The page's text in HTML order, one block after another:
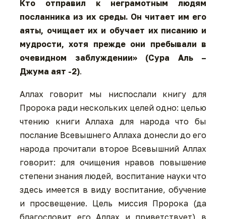
Кто отправил к неграмотным людям
посланника из их среды. Он читает им его
аяты, очищает их и обучает их писанию и
мудрости, хотя прежде они пребывали в
очевидном заблуждении» (Сура Аль –
Джума аят -2).
Аллах говорит мы ниспослали книгу для
Пророка ради нескольких целей одно: целью
чтению книги Аллаха для народа что бы
послание Всевышнего Аллаха донесли до его
народа прочитали второе Всевышний Аллах
говорит: для очищения нравов повышение
степени знания людей, воспитание науки что
здесь имеется в виду воспитание, обучение
и просвещение. Цель миссия Пророка (да